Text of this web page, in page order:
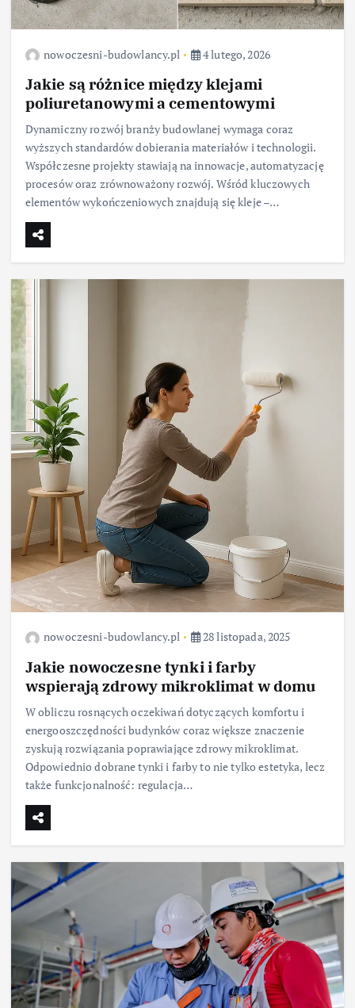
nowoczesni-budowlancy.pl 4 lutego, 2026
Jakie są różnice między klejami
poliuretanowymi a cementowymi
Dynamiczny rozwój branży budowlanej wymaga coraz
wyższych standardów dobierania materiałów i technologii.
Współczesne projekty stawiają na innowacje, automatyzację
procesów oraz zrównoważony rozwój. Wśród kluczowych
elementów wykończeniowych znajdują się kleje –…
nowoczesni-budowlancy.pl 28 listopada, 2025
Jakie nowoczesne tynki i farby
wspierają zdrowy mikroklimat w domu
W obliczu rosnących oczekiwań dotyczących komfortu i
energooszczędności budynków coraz większe znaczenie
zyskują rozwiązania poprawiające zdrowy mikroklimat.
Odpowiednio dobrane tynki i farby to nie tylko estetyka, lecz
także funkcjonalność: regulacja…